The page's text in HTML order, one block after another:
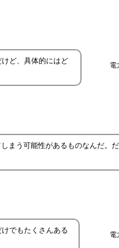
電
けど、具体的にはど
まう可能性があるものなんだ。
電
でもたくさんある